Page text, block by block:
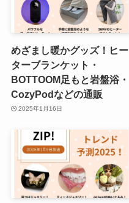
めざまし暖かグッズ！ヒー
ターブランケット・
BOTTOOM足もと岩盤浴・
CozyPodなどの通販
2025年1月16日